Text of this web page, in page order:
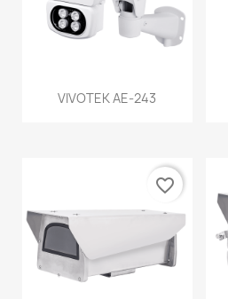
VIVOTEK AE-243
favorite_border